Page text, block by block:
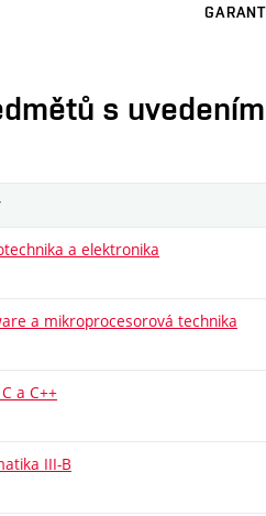
GARANT
s
a elektronika
a mikroprocesorová technika
a C++
III-B